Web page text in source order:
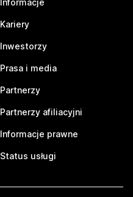
Informacje
Kariery
Inwestorzy
Prasa i media
Partnerzy
Partnerzy afiliacyjni
Informacje prawne
Status usługi